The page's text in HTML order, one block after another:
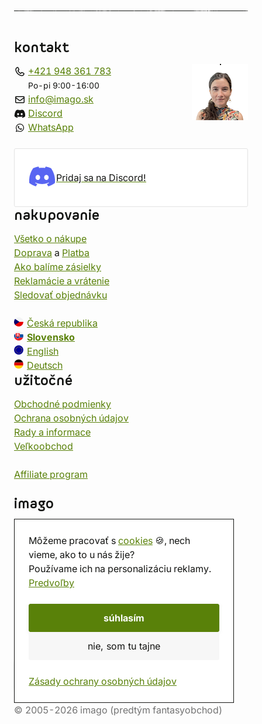
Môžeme pracovať s cookies 🍪, nech
vieme, ako to u nás žije?
Používame ich na personalizáciu reklamy.
Predvoľby
súhlasím
nie, som tu tajne
Zásady ochrany osobných údajov
kontakt
+421 948 361 783
Po-pi 9:00-16:00
info@imago.sk
Discord
WhatsApp
Pridaj sa na Discord!
nakupovanie
Všetko o nákupe
Doprava a Platba
Ako balíme zásielky
Reklamácie a vrátenie
Sledovať objednávku
Česká republika
Slovensko
English
Deutsch
užitočné
Obchodné podmienky
Ochrana osobných údajov
Rady a informace
Veľkoobchod
Affiliate program
imago
Predajňa
Herňa
O nás
Hodnotenie obchodu
© 2005-2026 imago (predtým fantasyobchod)